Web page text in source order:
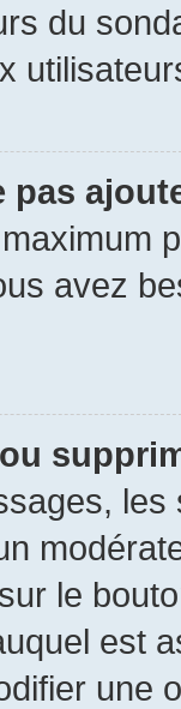
du
avez
le
est
une